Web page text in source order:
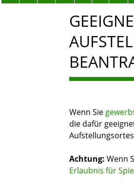
Wenn Sie
die dafür
Achtung: Wenn
Erlaubnis für